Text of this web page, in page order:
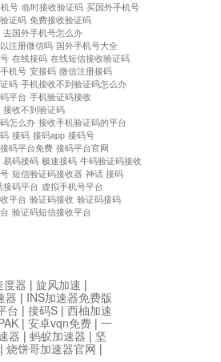
号 临时接收验证码 买国外手机号
证码 免费接收验证码
去国外手机号怎么办
注册微信吗 国外手机号大全
在线接码 在线短信接收验证码
机号 安接码 微信注册接码
码 手机接收不到验证码怎么办
平台 手机验证码接收
接收不到验证码
怎么办 接收手机验证码的平台
接码 接码app 接码号
接码平台免费 接码平台官网
易码接码 极速接码 牛码验证码接收
短信验证码接收器 神话 接码
接码平台 虚拟手机号平台
平台 验证码接收 验证码接码
验证码短信接收平台
度器 | 旋风加速 |
器 | INS加速器免费版
台 | 接码S | 西柚加速
| 安卓vqn免费 | 一
器 | 蚂蚁加速器 | 坚
| 烧饼哥加速器官网 |